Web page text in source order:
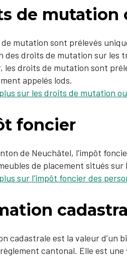
de mutation
mutation sont prélevés
des droits de mutation sur les
les droits de mutation sont
appelés lods.
sur les droits de mutation
foncier
de Neuchâtel, l'impôt
de placement situés
sur l'impôt foncier des
cadastrale est la valeur d’un
règlement cantonal. Elle est